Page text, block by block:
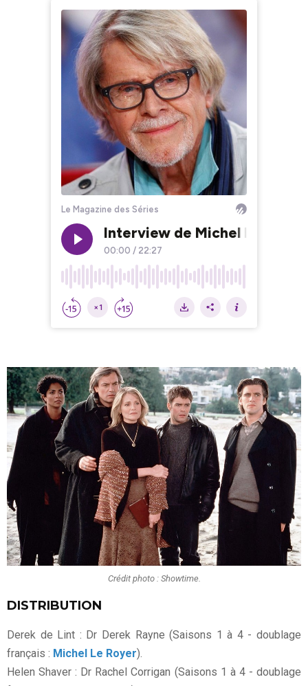
Crédit photo : Showtime.
DISTRIBUTION
Derek de Lint : Dr Derek Rayne (Saisons 1 à 4 - doublage
français : Michel Le Royer).
Helen Shaver : Dr Rachel Corrigan (Saisons 1 à 4 - doublage